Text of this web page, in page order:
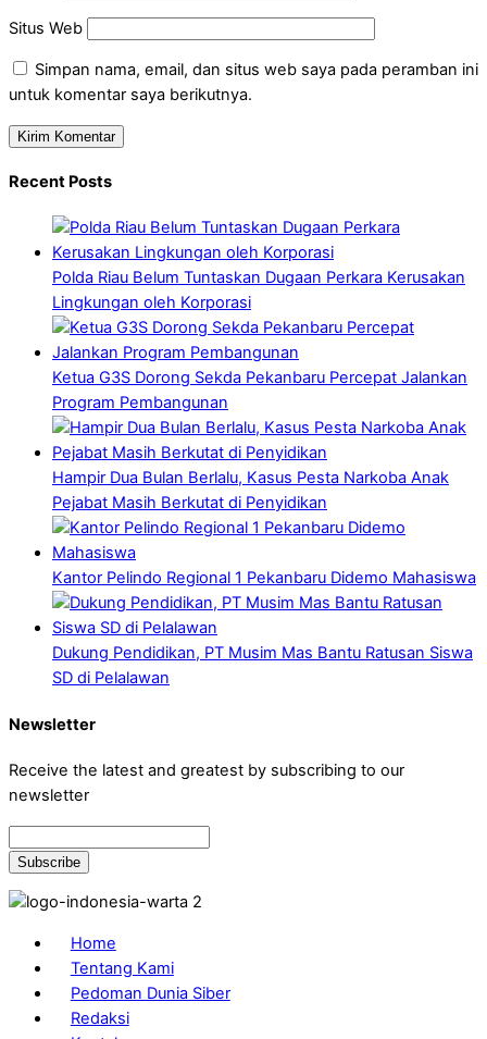
Situs Web
Simpan nama, email, dan situs web saya pada peramban ini
untuk komentar saya berikutnya.
Recent Posts
Polda Riau Belum Tuntaskan Dugaan Perkara Kerusakan
Lingkungan oleh Korporasi
Ketua G3S Dorong Sekda Pekanbaru Percepat Jalankan
Program Pembangunan
Hampir Dua Bulan Berlalu, Kasus Pesta Narkoba Anak
Pejabat Masih Berkutat di Penyidikan
Kantor Pelindo Regional 1 Pekanbaru Didemo Mahasiswa
Dukung Pendidikan, PT Musim Mas Bantu Ratusan Siswa
SD di Pelalawan
Newsletter
Receive the latest and greatest by subscribing to our
newsletter
Home
Tentang Kami
Pedoman Dunia Siber
Redaksi